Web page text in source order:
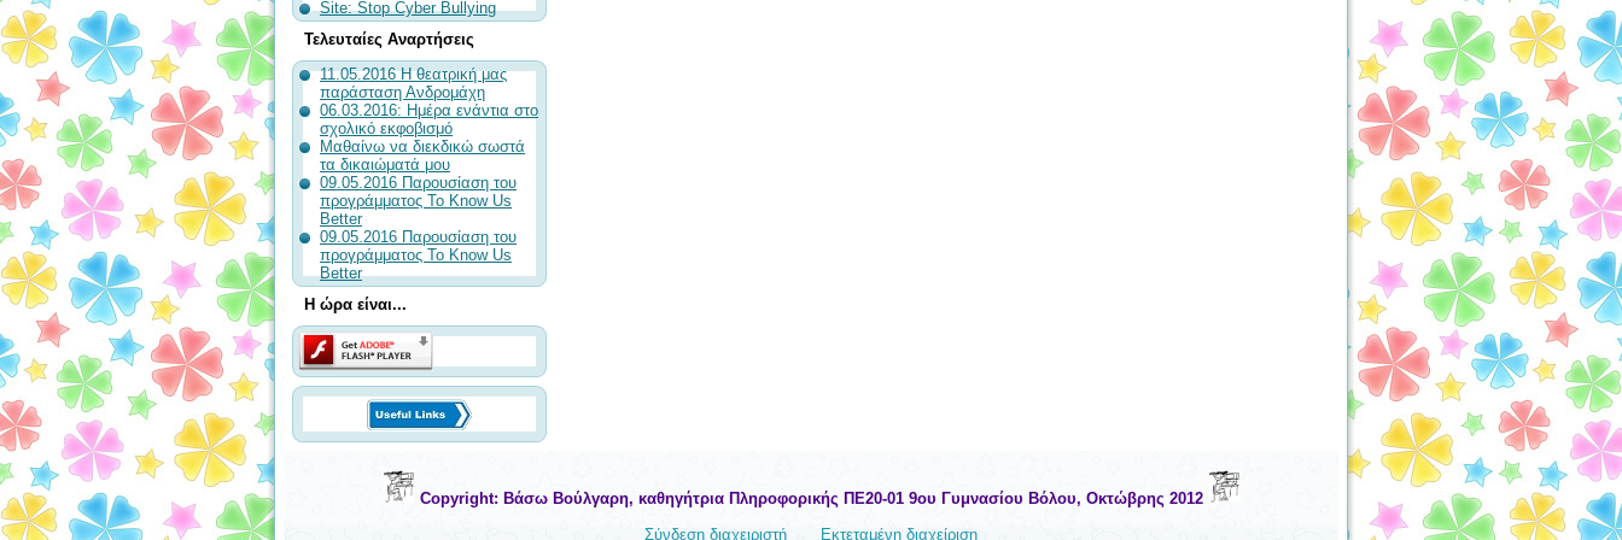
Site: Stop Cyber Bullying
Τελευταίες Αναρτήσεις
11.05.2016 Η θεατρική μας
παράσταση Ανδρομάχη
06.03.2016: Ημέρα ενάντια στο
σχολικό εκφοβισμό
Μαθαίνω να διεκδικώ σωστά
τα δικαιώματά μου
09.05.2016 Παρουσίαση του
προγράμματος To Know Us
Better
09.05.2016 Παρουσίαση του
προγράμματος To Know Us
Better
Η ώρα είναι...
Copyright: Βάσω Βούλγαρη, καθηγήτρια Πληροφορικής ΠΕ20-01 9ου Γυμνασίου Βόλου, Οκτώβρης 2012
Σύνδεση διαχειριστή
Εκτεταμένη διαχείριση